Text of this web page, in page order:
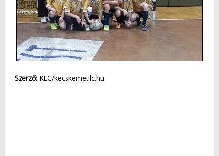
Szerző: KLC/kecskemetilc.hu